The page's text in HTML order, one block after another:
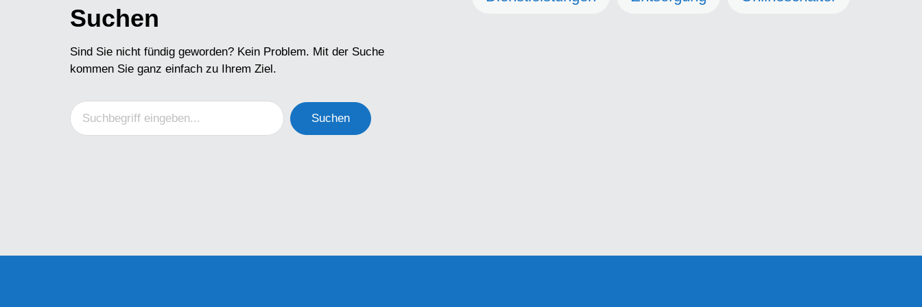
Suchen
Sind Sie nicht fündig geworden? Kein Problem. Mit der Suche
kommen Sie ganz einfach zu Ihrem Ziel.
Suchen